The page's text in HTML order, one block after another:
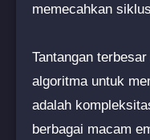
memecahkan
Tantangan
algoritma untuk
adalah
berbagai macam